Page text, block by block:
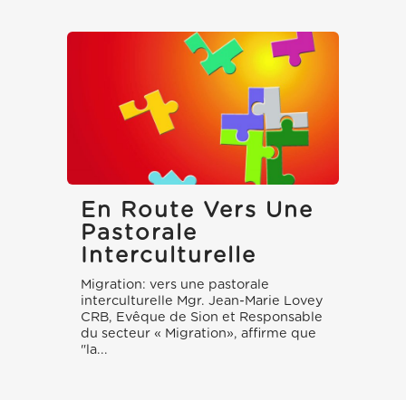
En Route Vers Une
Pastorale
Interculturelle
Migration: vers une pastorale
interculturelle Mgr. Jean-Marie Lovey
CRB, Evêque de Sion et Responsable
du secteur « Migration», affirme que
"la...